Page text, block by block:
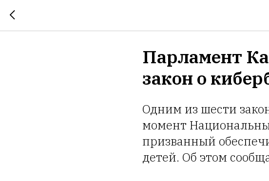
Парламент
закон о
Одним из шести
момент
призванный
детей. Об этом